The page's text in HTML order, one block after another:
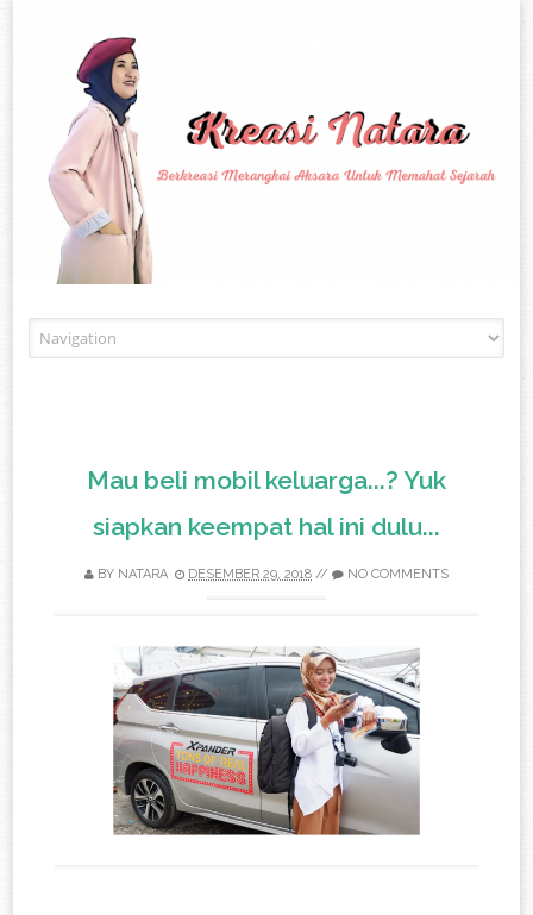
Mau beli mobil keluarga...? Yuk
siapkan keempat hal ini dulu...
BY NATARA DESEMBER 29, 2018 // NO COMMENTS